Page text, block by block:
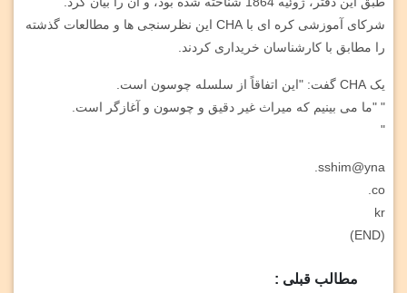
شرکای آموزشی کره ای با CHA این نظرسنجی ها و مطالعات گذشته
را مطابق با کارشناسان خریداری کردند.
یک CHA گفت: "این اتفاقاً از سلسله چوسون است.
" "ما می بینیم که میراث غیر دقیق و چوسون و آغازگر است.
"
sshim@yna.
co.
kr
(END)
مطالب قبلی :